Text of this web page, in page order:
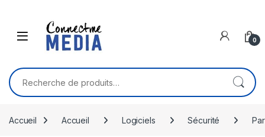
0
Recherche pour :
Accueil Accueil Logiciels Sécurité